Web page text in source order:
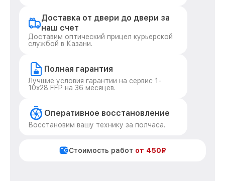
Доставка от двери до двери за
наш счет
Доставим оптический прицел курьерской
службой в Казани.
Полная гарантия
Лучшие условия гарантии на сервис 1-
10x28 FFP на 36 месяцев.
Оперативное восстановление
Восстановим вашу технику за полчаса.
Стоимость работ от 450₽